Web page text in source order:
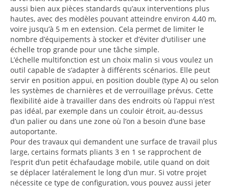
aussi bien aux pièces standards qu’aux interventions plus
hautes, avec des modèles pouvant atteindre environ 4,40 m,
voire jusqu’à 5 m en extension. Cela permet de limiter le
nombre d’équipements à stocker et d’éviter d’utiliser une
échelle trop grande pour une tâche simple.
L’échelle multifonction est un choix malin si vous voulez un
outil capable de s’adapter à différents scénarios. Elle peut
servir en position appui, en position double (type A) ou selon
les systèmes de charnières et de verrouillage prévus. Cette
flexibilité aide à travailler dans des endroits où l’appui n’est
pas idéal, par exemple dans un couloir étroit, au-dessus
d’un palier ou dans une zone où l’on a besoin d’une base
autoportante.
Pour des travaux qui demandent une surface de travail plus
large, certains formats pliants 3 en 1 se rapprochent de
l’esprit d’un petit échafaudage mobile, utile quand on doit
se déplacer latéralement le long d’un mur. Si votre projet
nécessite ce type de configuration, vous pouvez aussi jeter